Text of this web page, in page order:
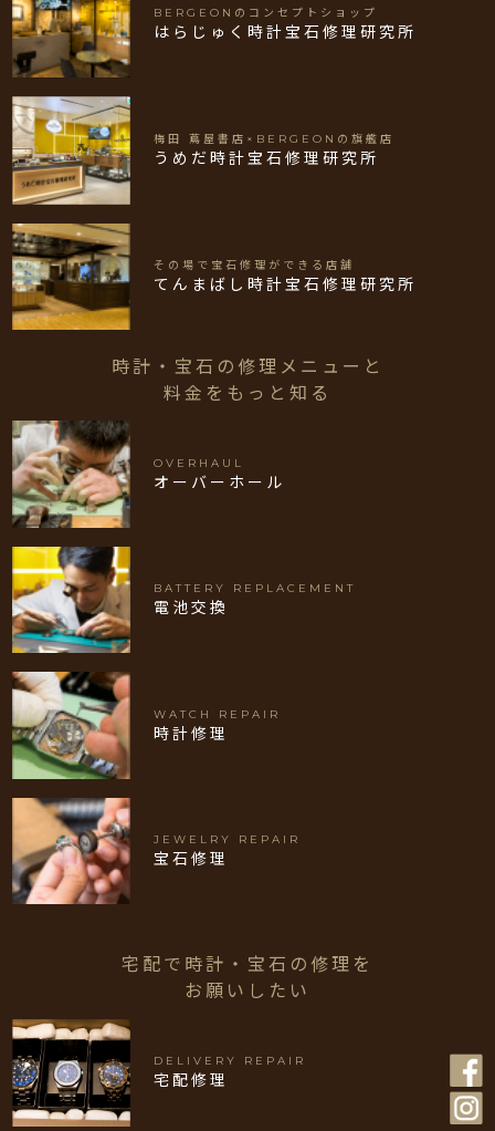
BERGEONのコンセプトショップ
はらじゅく時計宝石修理研究所
梅田 蔦屋書店×BERGEONの旗艦店
うめだ時計宝石修理研究所
その場で宝石修理ができる店舗
てんまばし時計宝石修理研究所
時計・宝石の修理メニューと
料金をもっと知る
OVERHAUL
オーバーホール
BATTERY REPLACEMENT
電池交換
WATCH REPAIR
時計修理
JEWELRY REPAIR
宝石修理
宅配で時計・宝石の修理を
お願いしたい
DELIVERY REPAIR
宅配修理